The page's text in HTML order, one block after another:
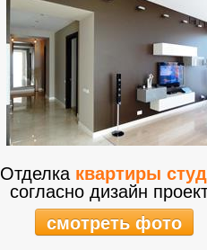
Отделка квартиры
согласно дизайн
смотреть фото